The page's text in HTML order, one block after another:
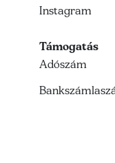
Instagram
Támogatás
Adószám